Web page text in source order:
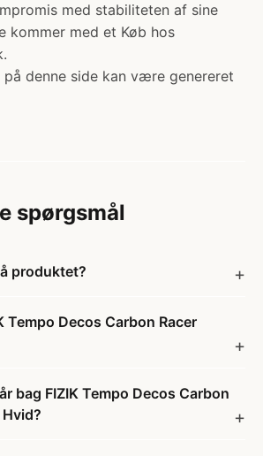
med stabiliteten af sine
kommer med et Køb hos
denne side kan være genereret
spørgsmål
produktet?
Tempo Decos Carbon Racer
bag FIZIK Tempo Decos Carbon